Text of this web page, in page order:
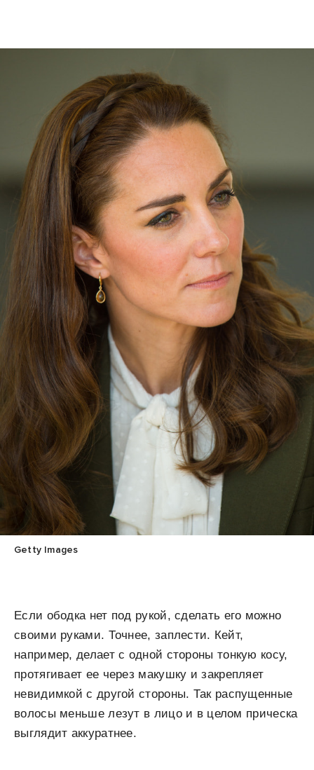
Getty Images
Если ободка нет под рукой, сделать его можно
своими руками. Точнее, заплести. Кейт,
например, делает с одной стороны тонкую косу,
протягивает ее через макушку и закрепляет
невидимкой с другой стороны. Так распущенные
волосы меньше лезут в лицо и в целом прическа
выглядит аккуратнее.